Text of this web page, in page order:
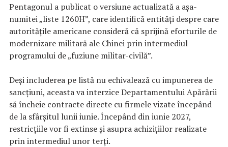
Pentagonul a publicat o versiune actualizată a așa-
numitei „liste 1260H”, care identifică entități despre care
autoritățile americane consideră că sprijină eforturile de
modernizare militară ale Chinei prin intermediul
programului de „fuziune militar-civilă”.
Deși includerea pe listă nu echivalează cu impunerea de
sancțiuni, aceasta va interzice Departamentului Apărării
să încheie contracte directe cu firmele vizate începând
de la sfârșitul lunii iunie. Începând din iunie 2027,
restricțiile vor fi extinse și asupra achizițiilor realizate
prin intermediul unor terți.